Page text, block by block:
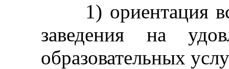
1) ориентация
заведения на
образовательных